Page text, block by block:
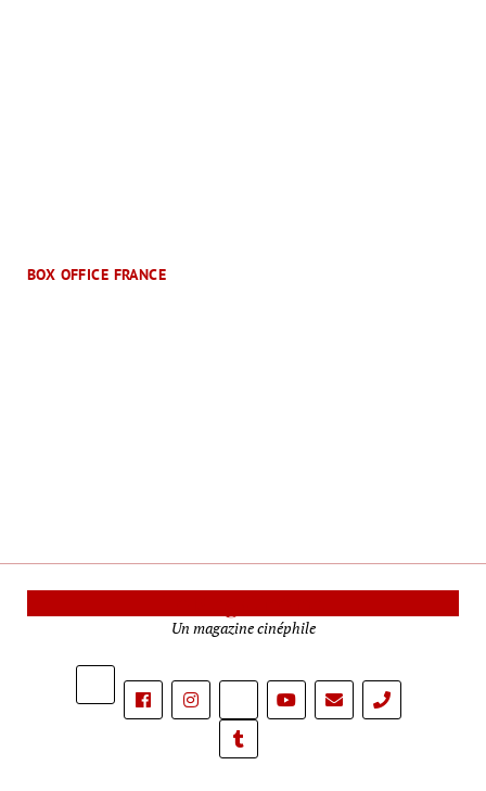
BOX OFFICE FRANCE
Un magazine cinéphile
phone